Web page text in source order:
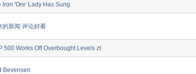
Iron 'Ore' Lady Has Sung
的新闻 评论好看
500 Works Off Overbought Levels zt
Bevensen